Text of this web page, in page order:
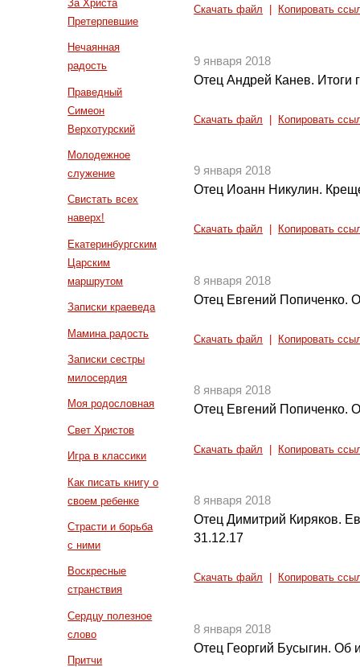
За Христа
Претерпевшие
Нечаянная
радость
Праведный
Симеон
Верхотурский
Молодежное
служение
Свистать всех
наверх!
Екатеринбургским
Царским
маршрутом
Записки краеведа
Мамина радость
Записки сестры
милосердия
Моя родословная
Свет Христов
Игра в классики
Как писать книгу о
своем ребенке
Страсти и борьба
с ними
Воскресные
странствия
Сердцу полезное
слово
Притчи
Скачать файл Копировать
9 января 2018
Отец Андрей Канев. Итоги
Скачать файл Копировать
9 января 2018
Отец Иоанн Никулин.
Скачать файл Копировать
8 января 2018
Отец Евгений Попиченко.
Скачать файл Копировать
8 января 2018
Отец Евгений Попиченко.
Скачать файл Копировать
8 января 2018
Отец Димитрий Киряков.
31.12.17
Скачать файл Копировать
8 января 2018
Отец Георгий Бусыгин. Об